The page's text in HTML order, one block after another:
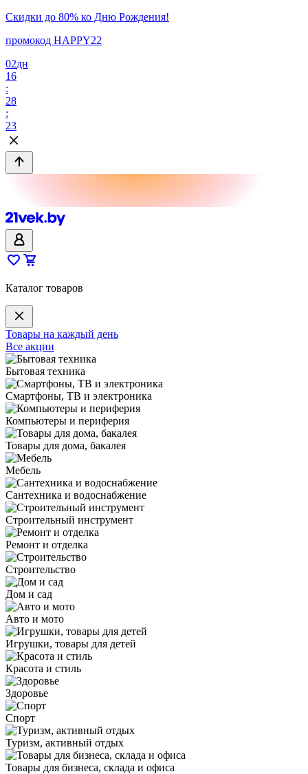
Скидки до 80% ко Дню Рождения!
промокод HAPPY22
02дн
16
:
28
:
23
Каталог товаров
Товары на каждый день
Все акции
Бытовая техника
Смартфоны, ТВ и электроника
Компьютеры и периферия
Товары для дома, бакалея
Мебель
Сантехника и водоснабжение
Строительный инструмент
Ремонт и отделка
Строительство
Дом и сад
Авто и мото
Игрушки, товары для детей
Красота и стиль
Здоровье
Спорт
Туризм, активный отдых
Товары для бизнеса, склада и офиса